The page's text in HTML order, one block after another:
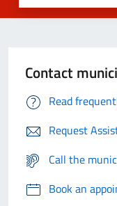
Contact
Read
Request
Call the
Book an